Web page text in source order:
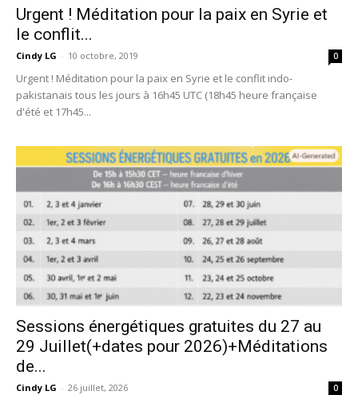
Urgent ! Méditation pour la paix en Syrie et
le conflit...
Cindy LG - 10 octobre, 2019 0
Urgent ! Méditation pour la paix en Syrie et le conflit indo-
pakistanais tous les jours à 16h45 UTC (18h45 heure française
d'été et 17h45...
Sessions énergétiques gratuites du 27 au
29 Juillet(+dates pour 2026)+Méditations
de...
Cindy LG - 26 juillet, 2026 0